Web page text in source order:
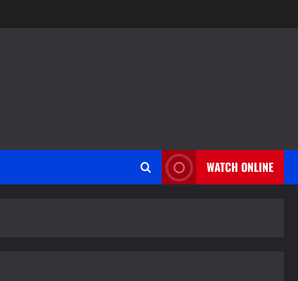
WATCH ONLINE